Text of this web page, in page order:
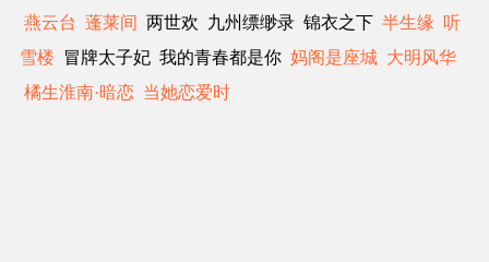
燕云台 蓬莱间 两世欢 九州缥缈录 锦衣之下 半生缘 听
雪楼 冒牌太子妃 我的青春都是你 妈阁是座城 大明风华
橘生淮南·暗恋 当她恋爱时